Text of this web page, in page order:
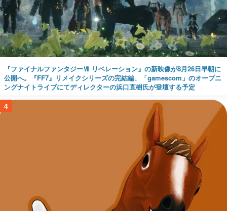
『ファイナルファンタジーⅦ リベレーション』の新映像が8月26日早朝に
公開へ。『FF7』リメイクシリーズの完結編、「gamescom」のオープニ
ングナイトライブにてディレクターの浜口直樹氏が登壇する予定
4